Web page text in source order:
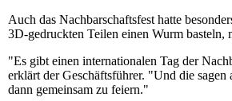
Auch das Nachbarschaftsfest hatte
3D-gedruckten Teilen einen Wurm
"Es gibt einen internationalen Tag der
erklärt der Geschäftsführer. "Und die
dann gemeinsam zu feiern."